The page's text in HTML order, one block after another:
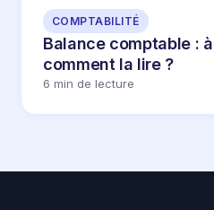
COMPTABILITÉ
Balance comptable :
comment la lire ?
6 min de lecture